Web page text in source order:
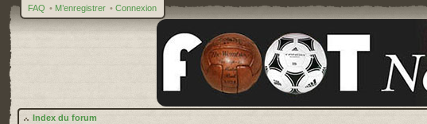
FAQ • M’enregistrer • Connexion
Index du forum